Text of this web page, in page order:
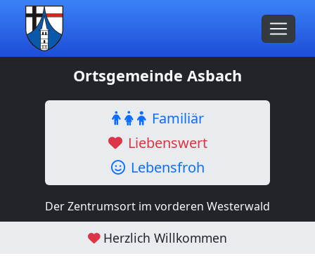
Ortsgemeinde Asbach
Familiär
Liebenswert
Lebensfroh
Der Zentrumsort im vorderen Westerwald
Herzlich Willkommen